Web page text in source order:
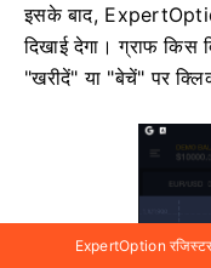
इसके बाद,
दिखाई देगा। ग्राफ किस
"खरीदें" या "बेचें" पर
ExpertOption